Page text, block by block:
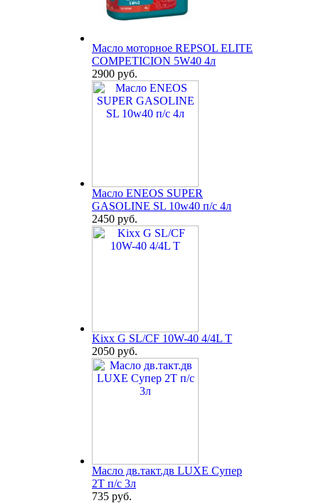
Масло моторное REPSOL ELITE
COMPETICION 5W40 4л
2900 руб.
Масло ENEOS SUPER
GASOLINE SL 10w40 п/с 4л
2450 руб.
Kixx G SL/CF 10W-40 4/4L T
2050 руб.
Масло дв.такт.дв LUXE Супер
2Т п/с 3л
735 руб.